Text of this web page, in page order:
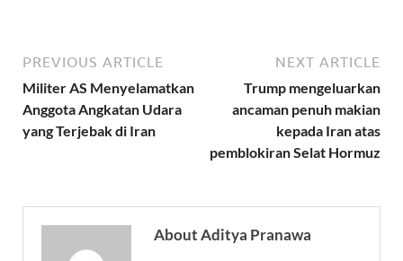
PREVIOUS ARTICLE
Militer AS Menyelamatkan
Anggota Angkatan Udara
yang Terjebak di Iran
NEXT ARTICLE
Trump mengeluarkan
ancaman penuh makian
kepada Iran atas
pemblokiran Selat Hormuz
About Aditya Pranawa